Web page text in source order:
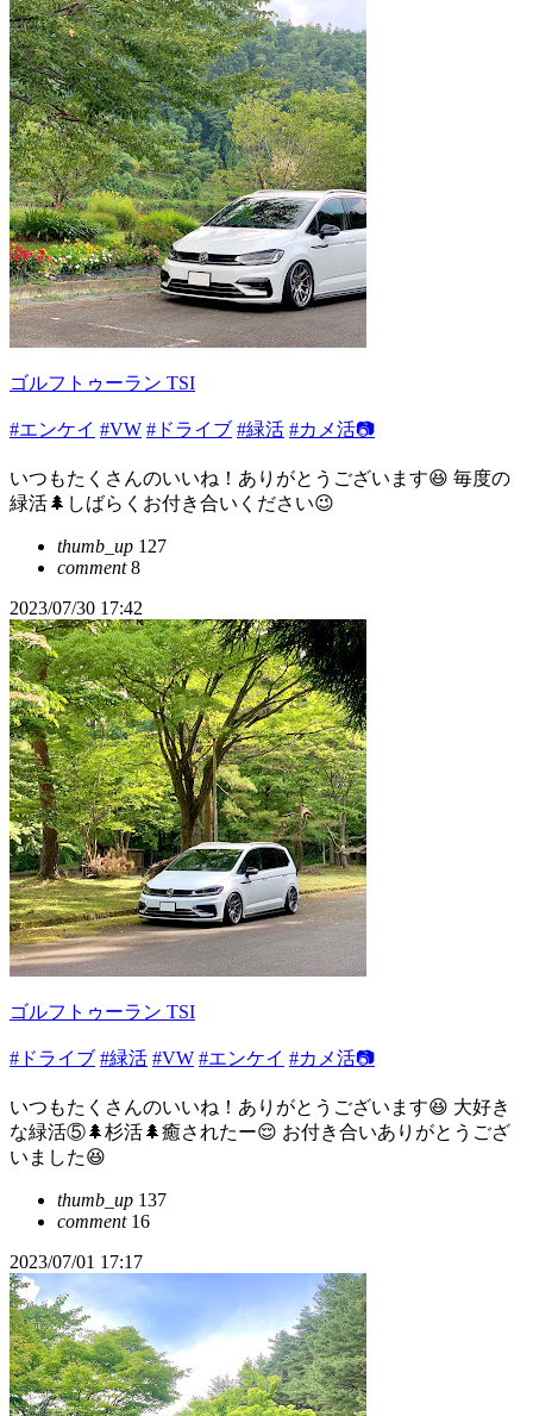
ゴルフトゥーラン TSI
#エンケイ #VW #ドライブ #緑活 #カメ活📷
いつもたくさんのいいね！ありがとうございます😆 毎度の
緑活🌲しばらくお付き合いください😉
thumb_up 127
comment8
2023/07/30 17:42
ゴルフトゥーラン TSI
#ドライブ #緑活 #VW #エンケイ #カメ活📷
いつもたくさんのいいね！ありがとうございます😆 大好き
な緑活⑤🌲杉活🌲癒されたー😌 お付き合いありがとうござ
いました😆
thumb_up 137
comment16
2023/07/01 17:17